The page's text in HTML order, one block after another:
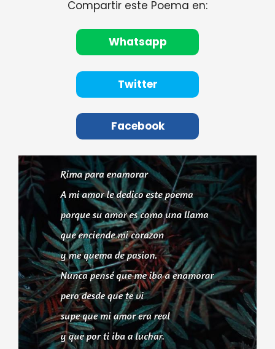
Compartir este Poema en:
Whatsapp
Twitter
Facebook